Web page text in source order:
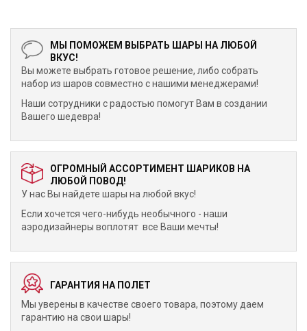
МЫ ПОМОЖЕМ ВЫБРАТЬ ШАРЫ НА ЛЮБОЙ
ВКУС!
Вы можете выбрать готовое решение, либо собрать
набор из шаров совместно с нашими менеджерами!
Наши сотрудники с радостью помогут Вам в создании
Вашего шедевра!
ОГРОМНЫЙ АССОРТИМЕНТ ШАРИКОВ НА
ЛЮБОЙ ПОВОД!
У нас Вы найдете шары на любой вкус!
Если хочется чего-нибудь необычного - наши
аэродизайнеры воплотят все Ваши мечты!
ГАРАНТИЯ НА ПОЛЕТ
Мы уверены в качестве своего товара, поэтому даем
гарантию на свои шары!